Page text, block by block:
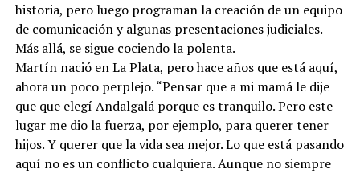
historia, pero luego programan la creación de un equipo
de comunicación y algunas presentaciones judiciales.
Más allá, se sigue cociendo la polenta.
Martín nació en La Plata, pero hace años que está aquí,
ahora un poco perplejo. “Pensar que a mi mamá le dije
que que elegí Andalgalá porque es tranquilo. Pero este
lugar me dio la fuerza, por ejemplo, para querer tener
hijos. Y querer que la vida sea mejor. Lo que está pasando
aquí no es un conflicto cualquiera. Aunque no siempre